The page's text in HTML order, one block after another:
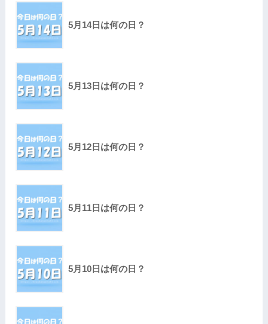
5月14日は何の日？
5月13日は何の日？
5月12日は何の日？
5月11日は何の日？
5月10日は何の日？